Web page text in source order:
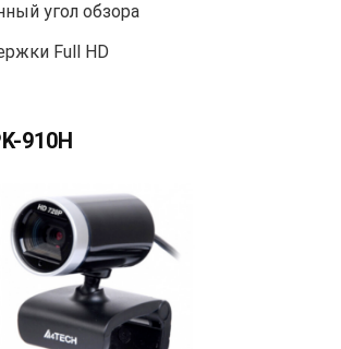
угол обзора
Full HD
910H